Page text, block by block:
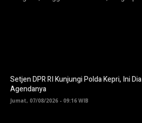
Setjen DPR RI Kunjungi Polda Kepri, Ini Dia
Agendanya
Jumat, 07/08/2026 - 09:16 WIB